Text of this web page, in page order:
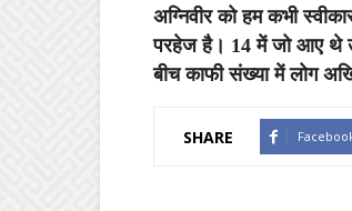
अग्निवीर को हम कभी
परहेज है। 14 में जो आए थे
बीच काफी संख्या में लोग
SHARE